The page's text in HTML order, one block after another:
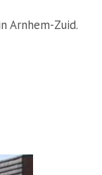
Arnhem-Zuid.